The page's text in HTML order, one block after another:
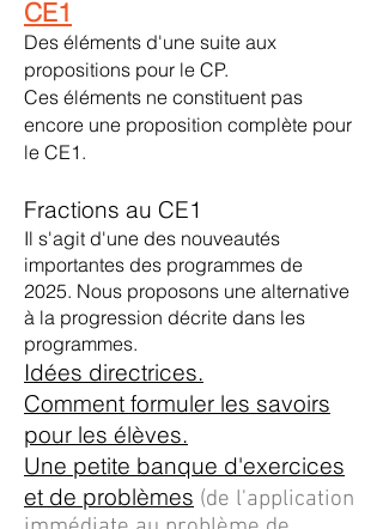
CE1
Des éléments d'une suite aux
propositions pour le CP.
Ces éléments ne constituent pas
encore une proposition complète pour
le CE1.
Fractions au CE1
Il s'agit d'une des nouveautés
importantes des programmes de
2025. Nous proposons une alternative
à la progression décrite dans les
programmes.
Idées directrices.
Comment formuler les savoirs
pour les élèves.
Une petite banque d'exercices
et de problèmes (de l'application